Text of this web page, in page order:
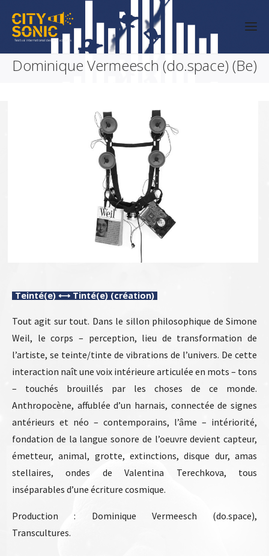
Dominique Vermeesch (do.space) (Be)
Teinté(e) ⟷ Tinté(e) (création)
Tout agit sur tout. Dans le sillon philosophique de Simone
Weil, le corps – perception, lieu de transformation de
l’artiste, se teinte/tinte de vibrations de l’univers. De cette
interaction naît une voix intérieure articulée en mots – tons
– touchés brouillés par les choses de ce monde.
Anthropocène, affublée d’un harnais, connectée de signes
antérieurs et néo – contemporains, l’âme – intériorité,
fondation de la langue sonore de l’oeuvre devient capteur,
émetteur, animal, grotte, extinctions, disque dur, amas
stellaires, ondes de Valentina Terechkova, tous
inséparables d’une écriture cosmique.
Production : Dominique Vermeesch (do.space),
Transcultures.